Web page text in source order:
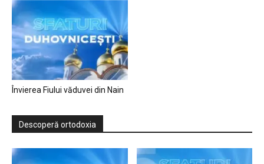
Învierea Fiului văduvei din Nain
Descoperă ortodoxia